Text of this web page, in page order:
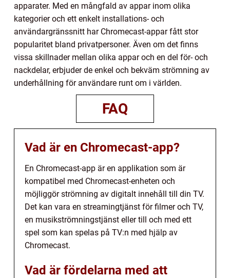
apparater. Med en mångfald av appar inom olika
kategorier och ett enkelt installations- och
användargränssnitt har Chromecast-appar fått stor
popularitet bland privatpersoner. Även om det finns
vissa skillnader mellan olika appar och en del för- och
nackdelar, erbjuder de enkel och bekväm strömning av
underhållning för användare runt om i världen.
FAQ
Vad är en Chromecast-app?
En Chromecast-app är en applikation som är
kompatibel med Chromecast-enheten och
möjliggör strömning av digitalt innehåll till din TV.
Det kan vara en streamingtjänst för filmer och TV,
en musikströmningstjänst eller till och med ett
spel som kan spelas på TV:n med hjälp av
Chromecast.
Vad är fördelarna med att